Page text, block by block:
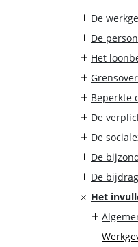
De
De
Het
Beperkte
De
De
De
De
Het